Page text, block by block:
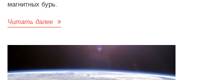
магнитных бурь.
Читать далее